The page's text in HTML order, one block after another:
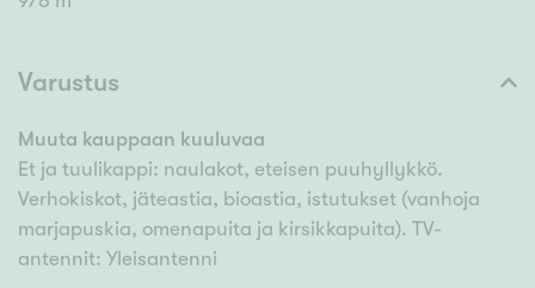
Varustus
Muuta kauppaan kuuluvaa
Et ja tuulikappi: naulakot, eteisen puuhyllykkö.
Verhokiskot, jäteastia, bioastia, istutukset (vanhoja
marjapuskia, omenapuita ja kirsikkapuita). TV-
antennit: Yleisantenni